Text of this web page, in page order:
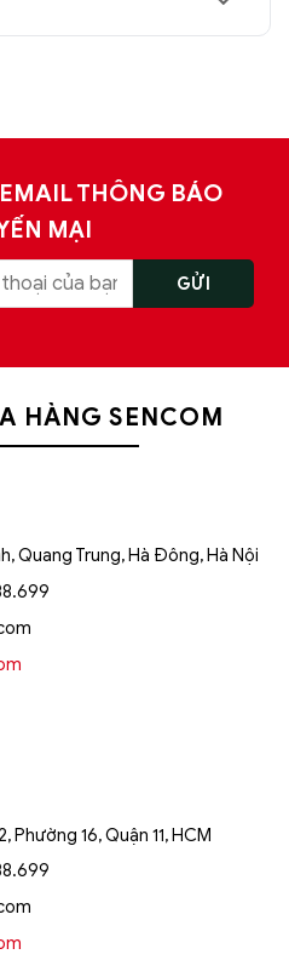
THÔNG BÁO
MẠI
HÀNG SENCOM
Quang Trung, Hà Đông, Hà Nội
Phường 16, Quận 11, HCM